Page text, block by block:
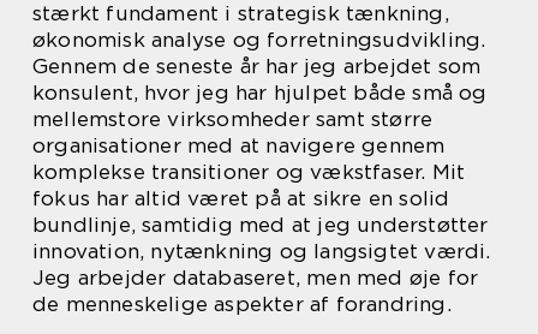
stærkt fundament i strategisk tænkning,
økonomisk analyse og forretningsudvikling.
Gennem de seneste år har jeg arbejdet som
konsulent, hvor jeg har hjulpet både små og
mellemstore virksomheder samt større
organisationer med at navigere gennem
komplekse transitioner og vækstfaser. Mit
fokus har altid været på at sikre en solid
bundlinje, samtidig med at jeg understøtter
innovation, nytænkning og langsigtet værdi.
Jeg arbejder databaseret, men med øje for
de menneskelige aspekter af forandring.